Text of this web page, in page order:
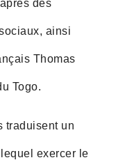
des
ainsi
Thomas
Togo.
traduisent un
exercer le